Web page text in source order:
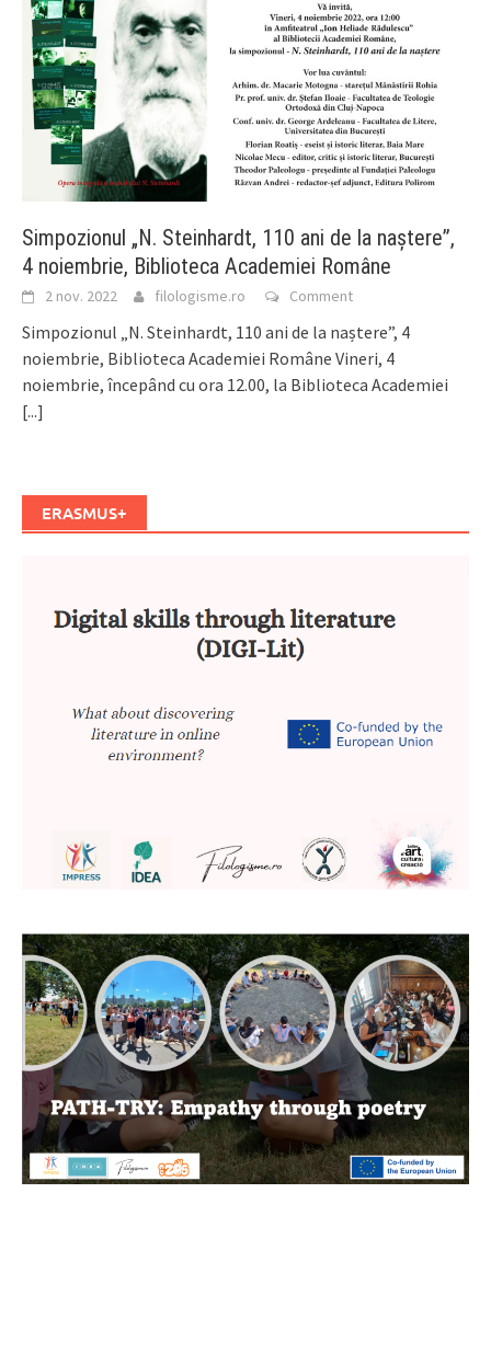
Simpozionul „N. Steinhardt, 110 ani de la naștere”,
4 noiembrie, Biblioteca Academiei Române
2 nov. 2022 filologisme.ro Comment
Simpozionul „N. Steinhardt, 110 ani de la naștere”, 4
noiembrie, Biblioteca Academiei Române Vineri, 4
noiembrie, începând cu ora 12.00, la Biblioteca Academiei
[...]
ERASMUS+